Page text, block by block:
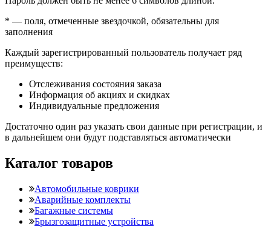
* — поля, отмеченные звездочкой, обязательны для
заполнения
Каждый зарегистрированный пользователь получает ряд
преимуществ:
Отслеживания состояния заказа
Информация об акциях и скидках
Индивидуальные предложения
Достаточно один раз указать свои данные при регистрации, и
в дальнейшем они будут подставляться автоматически
Каталог товаров
Автомобильные коврики
Аварийные комплекты
Багажные системы
Брызгозащитные устройства